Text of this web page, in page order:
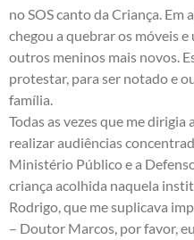
no SOS canto da Criança. Em
chegou a quebrar os móveis
outros meninos mais novos.
protestar, para ser notado e
família.
Todas as vezes que me dirigia
realizar audiências
Ministério Público e a
criança acolhida naquela
Rodrigo, que me suplicava
– Doutor Marcos, por favor,